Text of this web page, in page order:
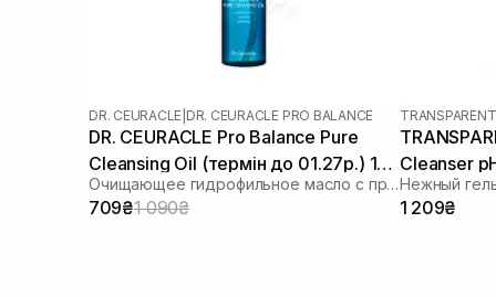
DR. CEURACLE DR. CEURACLE PRO BALANCE
DR. CEURACLE Pro Balance Pure
Cleansing Oil (термін до 01.27р.) 155
мл
Очищающее гидрофильное масло с пробиотиками
709₴1 090₴
Cleanser
Нежный
1 209₴